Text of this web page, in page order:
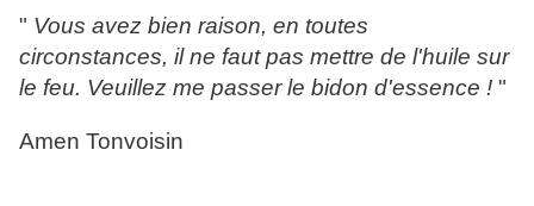
" Vous avez bien raison, en toutes
circonstances, il ne faut pas mettre de l'huile sur
le feu. Veuillez me passer le bidon d'essence ! "
Amen Tonvoisin